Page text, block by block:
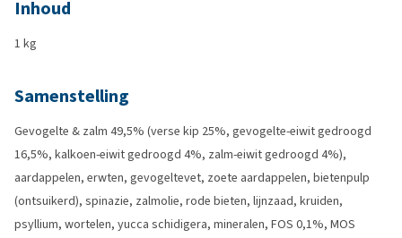
Inhoud
1 kg
Samenstelling
Gevogelte & zalm 49,5% (verse kip 25%, gevogelte-eiwit gedroogd
16,5%, kalkoen-eiwit gedroogd 4%, zalm-eiwit gedroogd 4%),
aardappelen, erwten, gevogeltevet, zoete aardappelen, bietenpulp
(ontsuikerd), spinazie, zalmolie, rode bieten, lijnzaad, kruiden,
psyllium, wortelen, yucca schidigera, mineralen, FOS 0,1%, MOS